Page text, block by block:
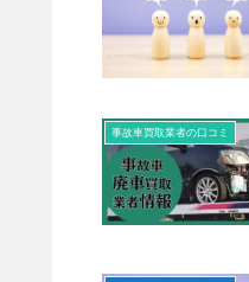
事故車買取業者の口コミ